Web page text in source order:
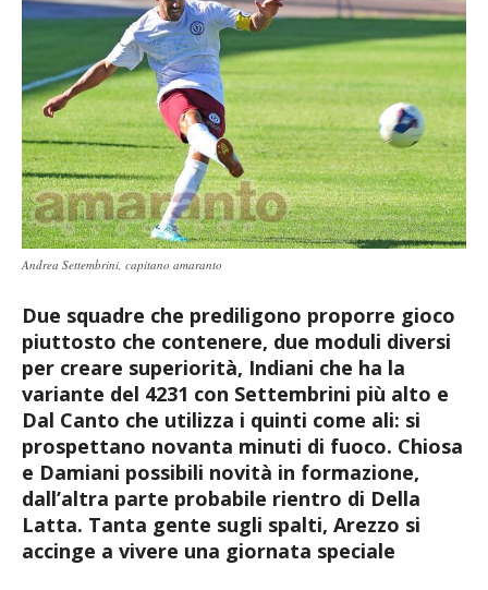
Andrea Settembrini, capitano amaranto
Due squadre che prediligono proporre gioco
piuttosto che contenere, due moduli diversi
per creare superiorità, Indiani che ha la
variante del 4231 con Settembrini più alto e
Dal Canto che utilizza i quinti come ali: si
prospettano novanta minuti di fuoco. Chiosa
e Damiani possibili novità in formazione,
dall’altra parte probabile rientro di Della
Latta. Tanta gente sugli spalti, Arezzo si
accinge a vivere una giornata speciale